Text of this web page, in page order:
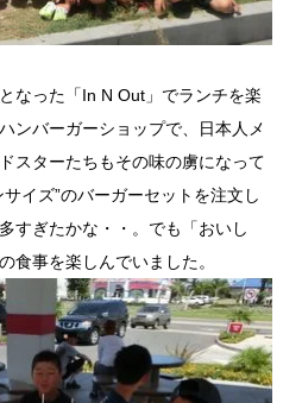
なった「In N Out」でランチを楽
ンバーガーショップで、日本人メ
スターたちもその味の虜になって
イズ”のバーガーセットを注文し
すぎたかな・・。でも「おいし
食事を楽しんでいました。